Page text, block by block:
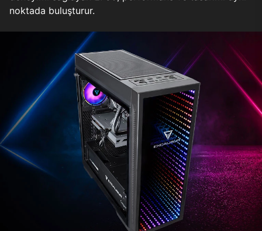
noktada buluşturur.